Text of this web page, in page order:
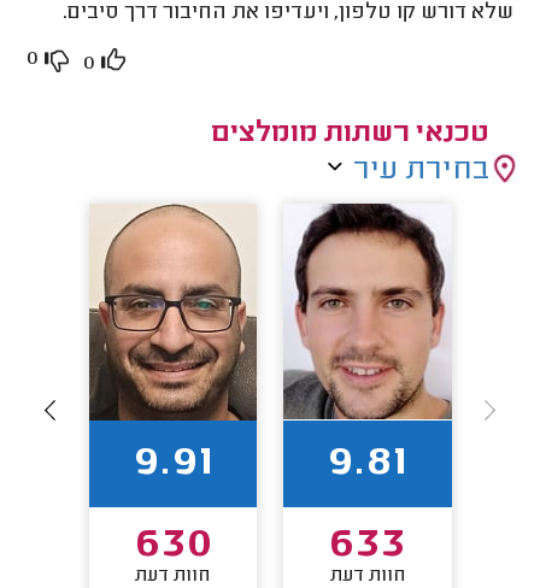
שלא דורש קו טלפון, ויעדיפו את החיבור דרך סיבים.
0
0
טכנאי רשתות מומלצים
בחירת עיר
9.81
633
חוות דעת
9.91
630
חוות דעת